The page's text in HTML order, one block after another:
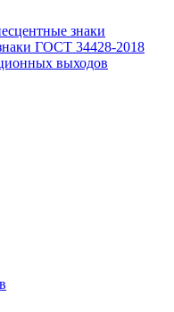
знаки
ГОСТ 34428-2018
выходов